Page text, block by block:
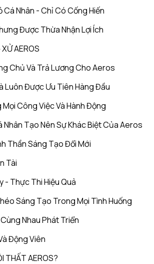
Nhân - Chỉ Có Cống Hiến
Được Thừa Nhận Lợi Ích
AEROS
Chủ Và Trả Lương Cho Aeros
Luôn Được Ưu Tiên Hàng Đầu
Công Việc Và Hành Động
Nhân Tạo Nên Sự Khác Biệt Của Aeros
Thần Sáng Tạo Đổi Mới
Tài
- Thực Thi Hiệu Quả
Sáng Tạo Trong Mọi Tình Huống
Nhau Phát Triển
Động Viên
THẤT AEROS?